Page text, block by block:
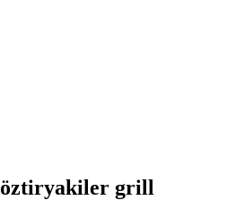
öztiryakiler grill